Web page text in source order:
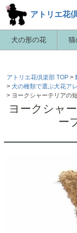
犬の形の花
アトリエ花
アトリエ花倶楽部 TOP
犬の種類で選ぶ犬花ア
ヨークシャーテリアの
ヨークシャ
ー